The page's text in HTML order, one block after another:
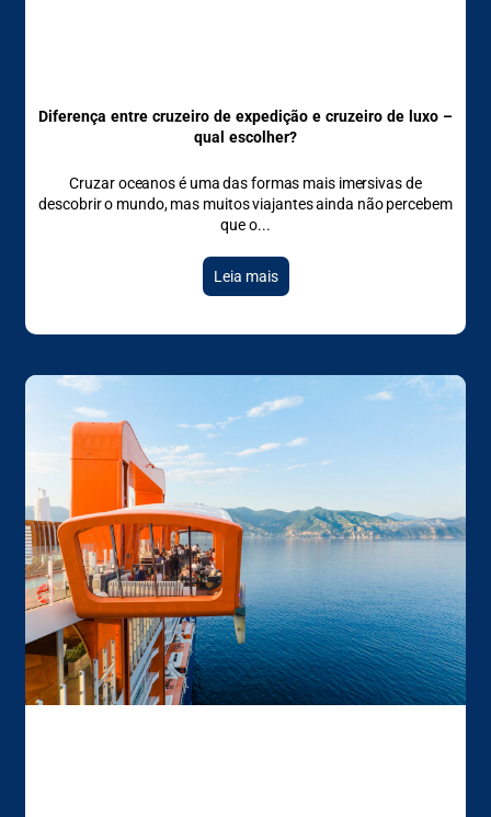
Diferença entre cruzeiro de expedição e cruzeiro de luxo –
qual escolher?
Cruzar oceanos é uma das formas mais imersivas de
descobrir o mundo, mas muitos viajantes ainda não percebem
que o
Leia mais